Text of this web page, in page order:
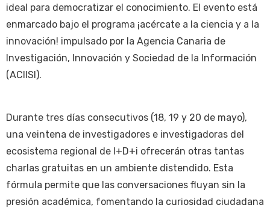
ideal para democratizar el conocimiento. El evento está
enmarcado bajo el programa ¡acércate a la ciencia y a la
innovación! impulsado por la Agencia Canaria de
Investigación, Innovación y Sociedad de la Información
(ACIISI).
Durante tres días consecutivos (18, 19 y 20 de mayo),
una veintena de investigadores e investigadoras del
ecosistema regional de I+D+i ofrecerán otras tantas
charlas gratuitas en un ambiente distendido. Esta
fórmula permite que las conversaciones fluyan sin la
presión académica, fomentando la curiosidad ciudadana